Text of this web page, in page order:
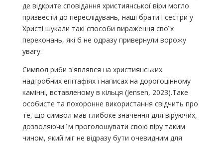
де відкрите сповідання християнської віри могло
призвести до переслідувань, наші брати і сестри у
Христі шукали такі способи вираження своїх
переконань, які б не одразу привернули ворожу
увагу.
Символ риби з'являвся на християнських
надгробних епітафіях і написах на дорогоцінному
камінні, вставленому в кільця (Jensen, 2023).Таке
особисте та похоронне використання свідчить про
те, що символ мав глибоке значення для віруючих,
дозволяючи їм проголошувати свою віру таким
чином, який міг не відразу бути очевидним для